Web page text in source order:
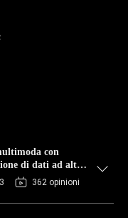
con
di dati ad alta
362 opinioni